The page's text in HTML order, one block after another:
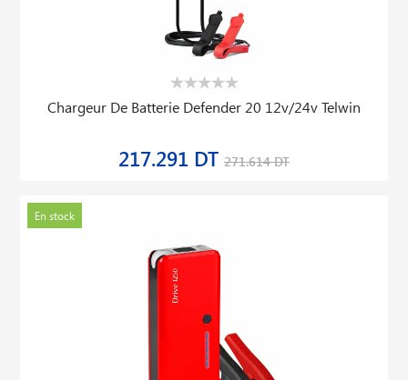
Chargeur De Batterie Defender 20 12v/24v Telwin
217.291 DT 271.614 DT
En stock